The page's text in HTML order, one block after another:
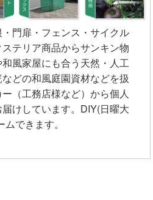
門扉・フェンス・サイクル
テリア商品からサンキン物
風家屋にも合う天然・人工
どの和風庭園資材などを扱
（工務店様など）から個人
けしています。DIY(日曜大
できます。